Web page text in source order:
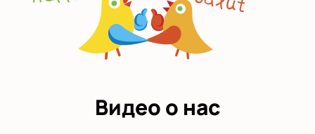
Видео о нас